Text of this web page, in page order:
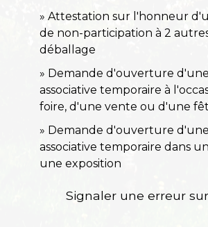
Attestation sur l'honneur
de non-participation à 2
déballage
Demande d'ouverture
associative temporaire à
foire, d'une vente ou d'une
Demande d'ouverture
associative temporaire dans
une exposition
Signaler une erreur